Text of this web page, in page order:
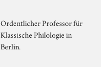
Ordentlicher Professor für
Klassische Philologie in
Berlin.